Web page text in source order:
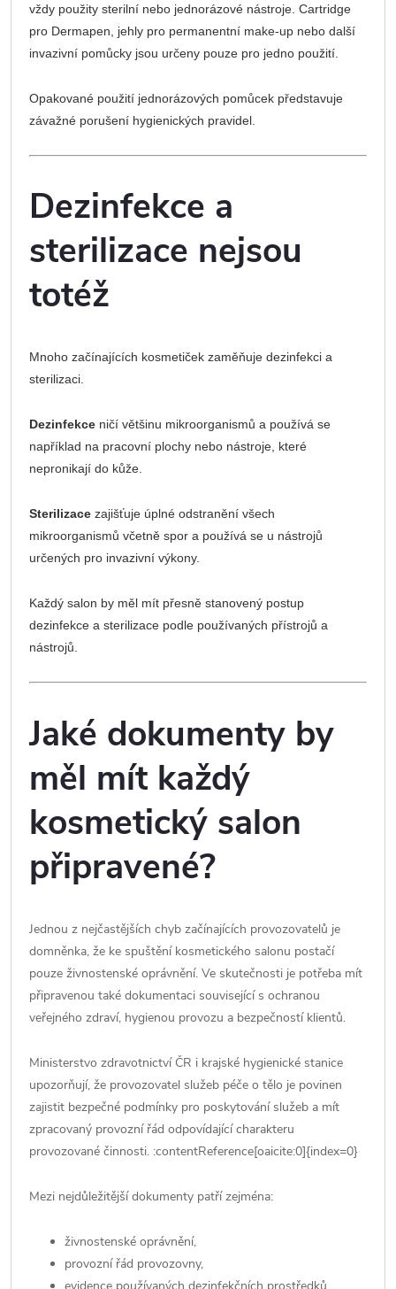
vždy použity sterilní nebo jednorázové nástroje. Cartridge
pro Dermapen, jehly pro permanentní make-up nebo další
invazivní pomůcky jsou určeny pouze pro jedno použití.
Opakované použití jednorázových pomůcek představuje
závažné porušení hygienických pravidel.
Dezinfekce a
sterilizace nejsou
totéž
Mnoho začínajících kosmetiček zaměňuje dezinfekci a
sterilizaci.
Dezinfekce ničí většinu mikroorganismů a používá se
například na pracovní plochy nebo nástroje, které
nepronikají do kůže.
Sterilizace zajišťuje úplné odstranění všech
mikroorganismů včetně spor a používá se u nástrojů
určených pro invazivní výkony.
Každý salon by měl mít přesně stanovený postup
dezinfekce a sterilizace podle používaných přístrojů a
nástrojů.
Jaké dokumenty by
měl mít každý
kosmetický salon
připravené?
Jednou z nejčastějších chyb začínajících provozovatelů je
domněnka, že ke spuštění kosmetického salonu postačí
pouze živnostenské oprávnění. Ve skutečnosti je potřeba mít
připravenou také dokumentaci související s ochranou
veřejného zdraví, hygienou provozu a bezpečností klientů.
Ministerstvo zdravotnictví ČR i krajské hygienické stanice
upozorňují, že provozovatel služeb péče o tělo je povinen
zajistit bezpečné podmínky pro poskytování služeb a mít
zpracovaný provozní řád odpovídající charakteru
provozované činnosti. :contentReference[oaicite:0]{index=0}
Mezi nejdůležitější dokumenty patří zejména:
živnostenské oprávnění,
provozní řád provozovny,